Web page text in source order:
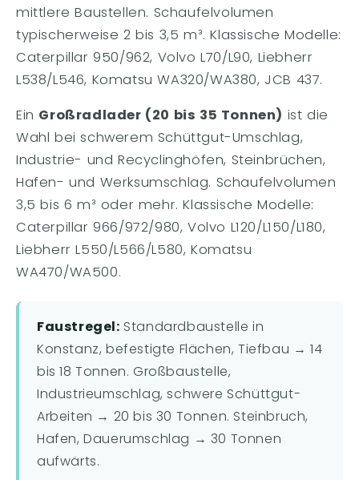
mittlere Baustellen. Schaufelvolumen
typischerweise 2 bis 3,5 m³. Klassische Modelle:
Caterpillar 950/962, Volvo L70/L90, Liebherr
L538/L546, Komatsu WA320/WA380, JCB 437.
Ein Großradlader (20 bis 35 Tonnen) ist die
Wahl bei schwerem Schüttgut-Umschlag,
Industrie- und Recyclinghöfen, Steinbrüchen,
Hafen- und Werksumschlag. Schaufelvolumen
3,5 bis 6 m³ oder mehr. Klassische Modelle:
Caterpillar 966/972/980, Volvo L120/L150/L180,
Liebherr L550/L566/L580, Komatsu
WA470/WA500.
Faustregel: Standardbaustelle in
Konstanz, befestigte Flächen, Tiefbau → 14
bis 18 Tonnen. Großbaustelle,
Industrieumschlag, schwere Schüttgut-
Arbeiten → 20 bis 30 Tonnen. Steinbruch,
Hafen, Dauerumschlag → 30 Tonnen
aufwärts.